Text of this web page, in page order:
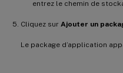
entrez le chemin de
Cliquez sur Ajouter un
Le package d’application